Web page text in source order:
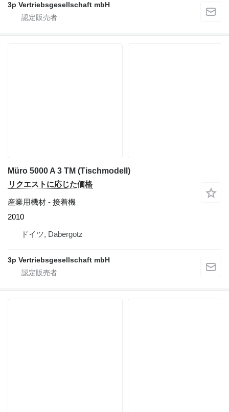
3p Vertriebsgesellschaft mbH
Müro 5000 A 3 TM (Tischmodell)
リクエストに応じた価格
産業用機材 - 接着機
2010
ドイツ, Dabergotz
3p Vertriebsgesellschaft mbH